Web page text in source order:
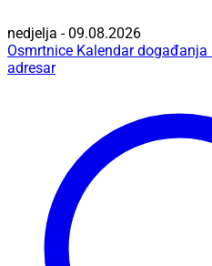
nedjelja - 09.08.2026
Osmrtnice Kalendar događanja
adresar